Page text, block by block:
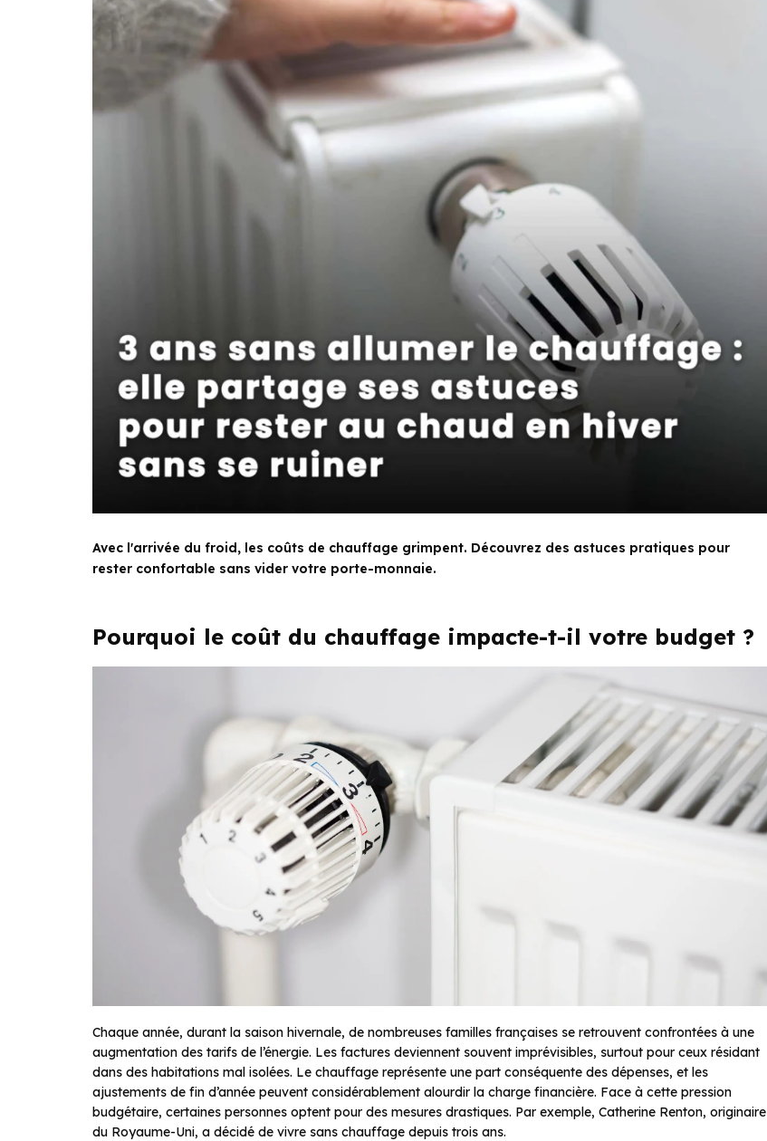
Avec l'arrivée du froid, les coûts de chauffage grimpent. Découvrez des astuces pratiques pour
rester confortable sans vider votre porte-monnaie.
Pourquoi le coût du chauffage impacte-t-il votre budget ?
Chaque année, durant la saison hivernale, de nombreuses familles françaises se retrouvent confrontées à une
augmentation des tarifs de l’énergie. Les factures deviennent souvent imprévisibles, surtout pour ceux résidant
dans des habitations mal isolées. Le chauffage représente une part conséquente des dépenses, et les
ajustements de fin d’année peuvent considérablement alourdir la charge financière. Face à cette pression
budgétaire, certaines personnes optent pour des mesures drastiques. Par exemple, Catherine Renton, originaire
du Royaume-Uni, a décidé de vivre sans chauffage depuis trois ans.